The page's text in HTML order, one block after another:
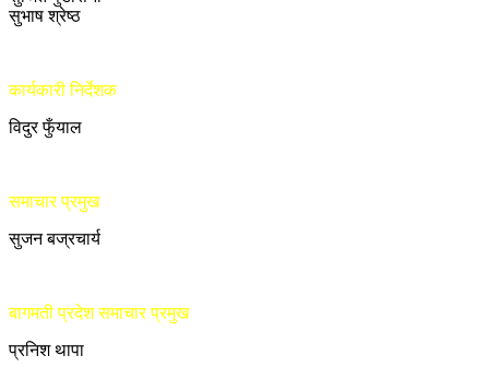
सुभाष श्रेष्ठ
कार्यकारी निर्देशक
विदुर फुँयाल
समाचार प्रमुख
सुजन बज्रचार्य
बागमती प्रदेश समाचार प्रमुख
प्रनिश थापा